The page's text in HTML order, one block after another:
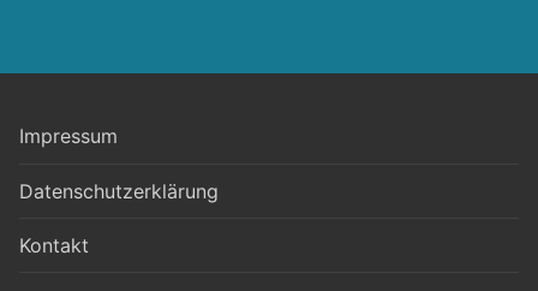
Impressum
Datenschutzerklärung
Kontakt